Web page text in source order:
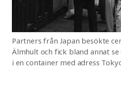
Partners från Japan besökte
Älmhult och fick bland annat
i en container med adress